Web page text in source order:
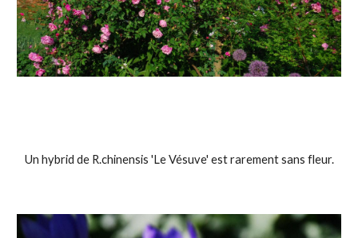
Un hybrid de R.chinensis 'Le Vésuve' est rarement sans fleur.